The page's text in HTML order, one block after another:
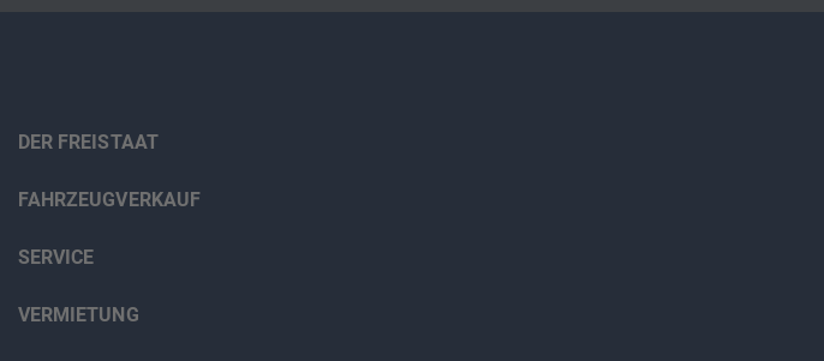
DER FREISTAAT
FAHRZEUGVERKAUF
SERVICE
VERMIETUNG